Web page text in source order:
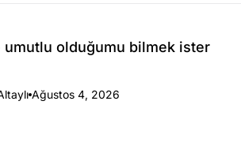
umutlu olduğumu bilmek ister
Ağustos 4, 2026